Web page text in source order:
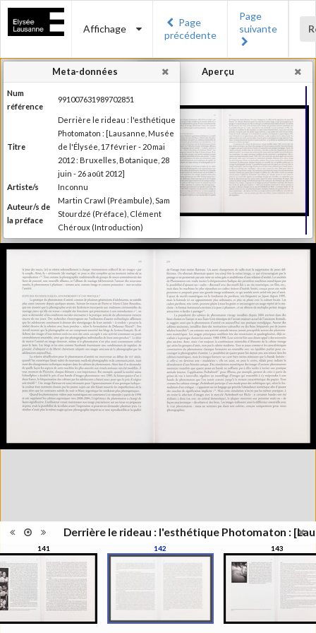
Affichage
Page
précédente
Page
suivante
Derrière le rideau : l'esthétique Photomaton :
141 142 143
Aperçu
Meta-données
Num
référence
991007631989702851
Titre
Derrière le rideau : l'esthétique
Photomaton : [Lausanne, Musée
de l'Élysée, 17 février - 20 mai
2012 : Bruxelles, Botanique, 28
juin - 26 août 2012]
Artiste/s
Inconnu
Auteur/s de
la préface
Martin Crawl (Préambule), Sam
Stourdzé (Préface), Clément
Chéroux (Introduction)
des textes
Ilsen About (Texte), Nora
Clément Chéroux et Giuliano
Sergio (Texte), Brian Meacham
(Texte)
Editeur
Musée de l'Elysée
Lieu
d'édition
Lausanne; Lausanne
Date
d'édition
2012
Catégorie
Figure Humaine
Type de
reliure
Relié
Nombre de
311 pages